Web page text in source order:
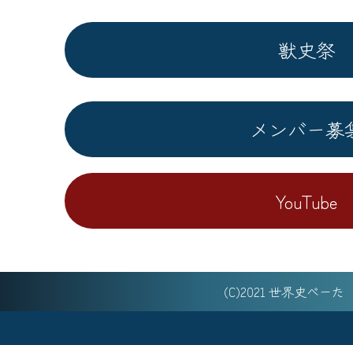
獣史祭
メンバー募
YouTube
(C)2021 世界史べーた